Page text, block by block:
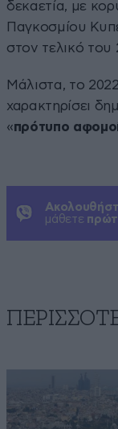
δεκαετία, με
Παγκοσμίου
στον τελικό του
Μάλιστα, το
χαρακτηρίσει
«πρότυπο
μάθετε